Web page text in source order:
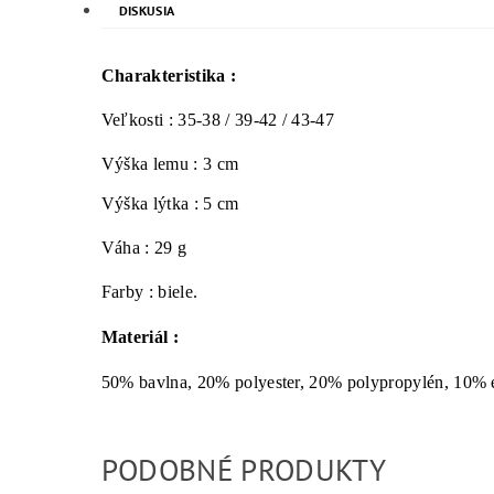
DISKUSIA
Charakteristika :
Veľkosti : 35-38 / 39-42 / 43-47
Výška lemu : 3 cm
Výška lýtka : 5 cm
Váha : 29 g
Farby : biele.
Materiál :
50% bavlna, 20% polyester, 20% polypropylén, 10%
PODOBNÉ PRODUKTY